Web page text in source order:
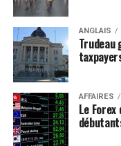
ANGLAIS
Trudeau
AFFAIRES
Le